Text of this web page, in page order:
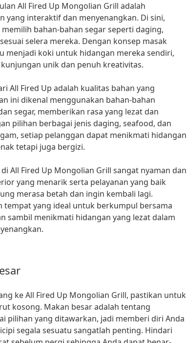
All Fired Up Mongolian Grill adalah
yang interaktif dan menyenangkan. Di sini,
bahan-bahan segar seperti daging,
selera mereka. Dengan konsep masak
menjadi koki untuk hidangan mereka sendiri,
unik dan penuh kreativitas.
All Fired Up adalah kualitas bahan yang
ini dikenal menggunakan bahan-bahan
segar, memberikan rasa yang lezat dan
pilihan berbagai jenis daging, seafood, dan
setiap pelanggan dapat menikmati hidangan
tetapi juga bergizi.
All Fired Up Mongolian Grill sangat nyaman dan
yang menarik serta pelayanan yang baik
merasa betah dan ingin kembali lagi.
tempat yang ideal untuk berkumpul bersama
sambil menikmati hidangan yang lezat dalam
ke All Fired Up Mongolian Grill, pastikan untuk
kosong. Makan besar adalah tentang
pilihan yang ditawarkan, jadi memberi diri Anda
segala sesuatu sangatlah penting. Hindari